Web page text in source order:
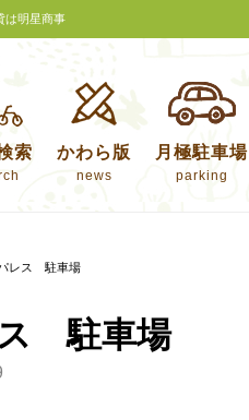
は明星商事
索 かわら版
news
月極駐車場
parking
レス 駐車場
ス 駐車場